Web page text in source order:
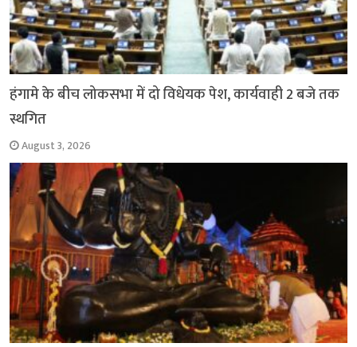
हंगामे के बीच लोकसभा में दो विधेयक पेश, कार्यवाही 2 बजे तक
स्थगित
August 3, 2026